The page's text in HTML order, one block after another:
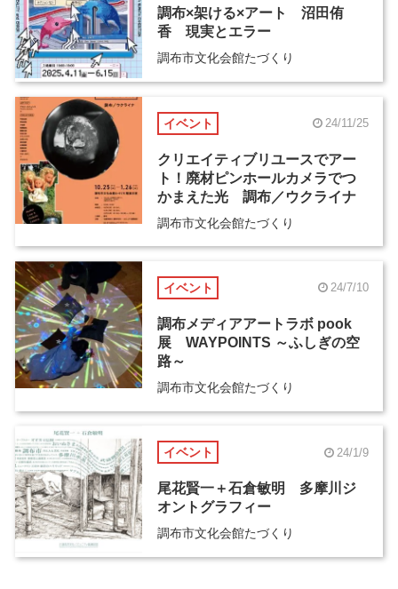
調布×架ける×アート 沼田侑
香 現実とエラー
調布市文化会館たづくり
イベント 24/11/25
クリエイティブリユースでアー
ト！廃材ピンホールカメラでつ
かまえた光 調布／ウクライナ
調布市文化会館たづくり
イベント 24/7/10
調布メディアアートラボ pook
展 WAYPOINTS ～ふしぎの空
路～
調布市文化会館たづくり
イベント 24/1/9
尾花賢一＋石倉敏明 多摩川ジ
オントグラフィー
調布市文化会館たづくり